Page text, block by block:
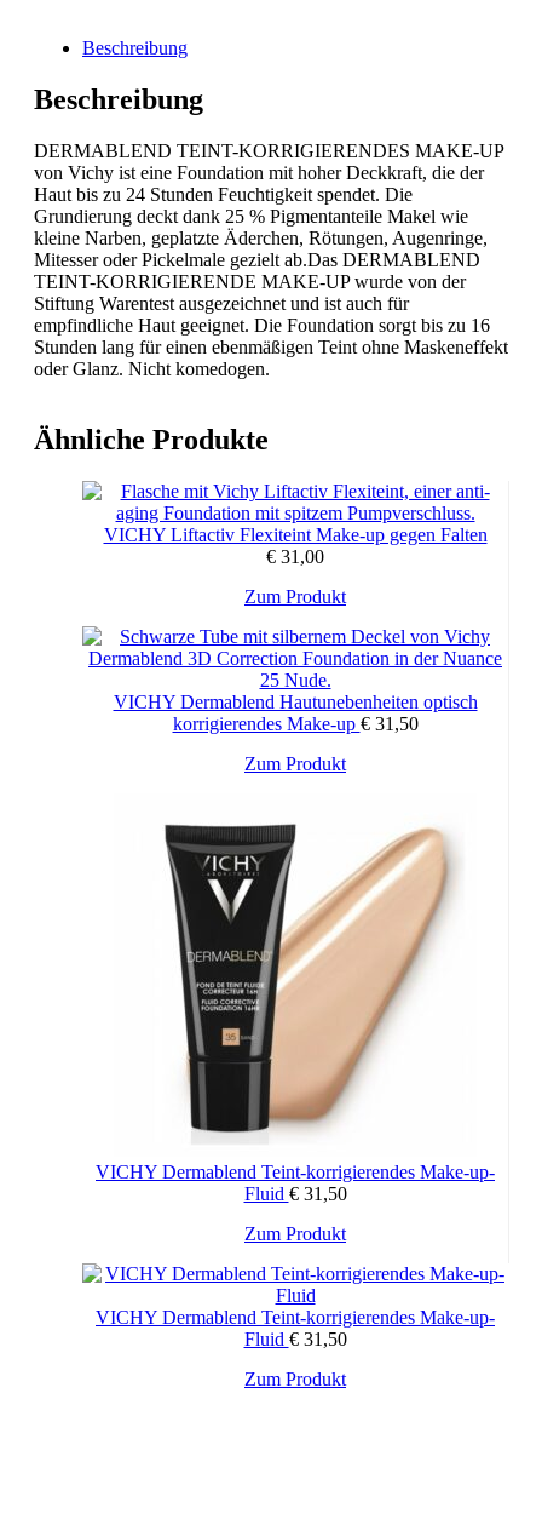
Beschreibung
Beschreibung
DERMABLEND TEINT-KORRIGIERENDES MAKE-UP
von Vichy ist eine Foundation mit hoher Deckkraft, die der
Haut bis zu 24 Stunden Feuchtigkeit spendet. Die
Grundierung deckt dank 25 % Pigmentanteile Makel wie
kleine Narben, geplatzte Äderchen, Rötungen, Augenringe,
Mitesser oder Pickelmale gezielt ab.Das DERMABLEND
TEINT-KORRIGIERENDE MAKE-UP wurde von der
Stiftung Warentest ausgezeichnet und ist auch für
empfindliche Haut geeignet. Die Foundation sorgt bis zu 16
Stunden lang für einen ebenmäßigen Teint ohne Maskeneffekt
oder Glanz. Nicht komedogen.
Ähnliche Produkte
VICHY Liftactiv Flexiteint Make-up gegen Falten
€ 31,00
Zum ProduktDieses
weist
mehrere
auf.
Die
können
Produktseite
gewählt
werden
VICHY Dermablend Hautunebenheiten optisch
korrigierendes Make-up €31,50
Zum ProduktDieses
Varianten
auf.
Die
Optionen
Produktseite
gewählt
werden
VICHY Dermablend Teint-korrigierendes Make-up-
Fluid €31,50
Zum Produkt
VICHY Dermablend Teint-korrigierendes Make-up-
Fluid €31,50
Zum Produkt